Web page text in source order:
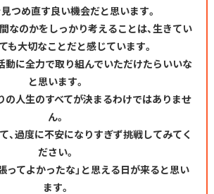
見つめ直す良い機会だと思います。
なのかをしっかり考えることは、生きてい
も大切なことだと感じています。
動に全力で取り組んでいただけたらいいな
と思います。
の人生のすべてが決まるわけではありませ
ん。
、過度に不安になりすぎず挑戦してみてく
ださい。
ってよかったな」と思える日が来ると思い
ます。